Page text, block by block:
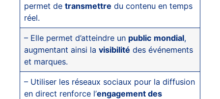
permet detransmettre du contenu en temps
réel.
– Elle permet d’atteindre un public mondial,
augmentant ainsi lavisibilité des événements
et marques.
– Utiliser les réseaux sociaux pour la diffusion
en direct renforce l’engagement des